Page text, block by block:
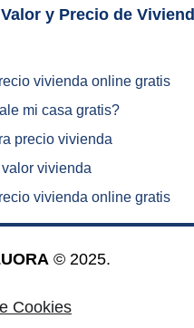
© 2025.
Cookies
vivienda online gratis
mi casa gratis?
precio vivienda
vivienda
vivienda online gratis